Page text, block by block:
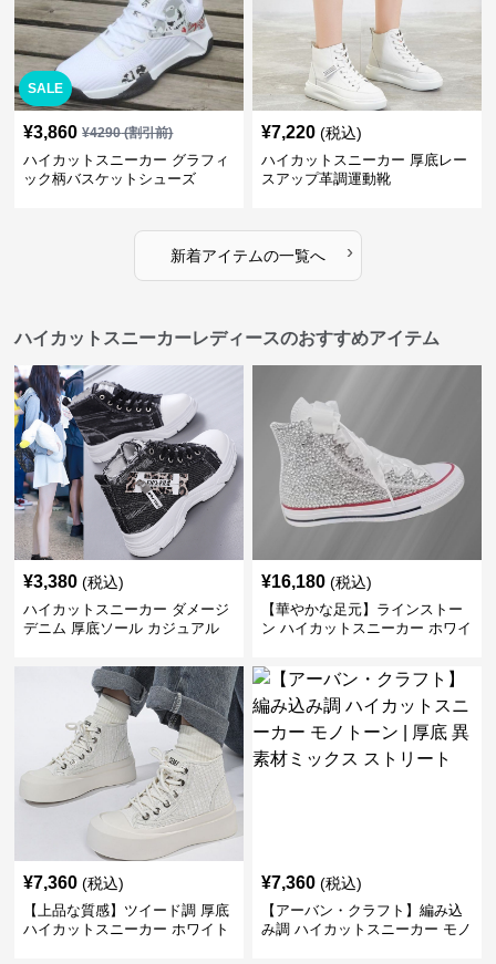
SALE
¥3,860 ¥4290(割引前)
ハイカットスニーカー グラフィ
ック柄バスケットシューズ
¥7,220 (税込)
ハイカットスニーカー 厚底レー
スアップ革調運動靴
新着アイテムの一覧へ ›
ハイカットスニーカーレディースのおすすめアイテム
¥3,380 (税込)
ハイカットスニーカー ダメージ
デニム 厚底ソール カジュアル
かわいい 学校 日常使い 履きや
¥16,180 (税込)
【華やかな足元】ラインストー
ン ハイカットスニーカー ホワイ
ボン
¥7,360 (税込)
【上品な質感】ツイード調 厚底
ハイカットスニーカー ホワイト
¥7,360 (税込)
【アーバン・クラフト】編み込
み調 ハイカットスニーカー モノ